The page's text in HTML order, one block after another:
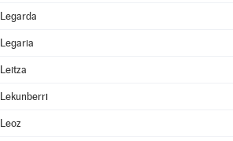
Legarda
Legaria
Leitza
Lekunberri
Leoz